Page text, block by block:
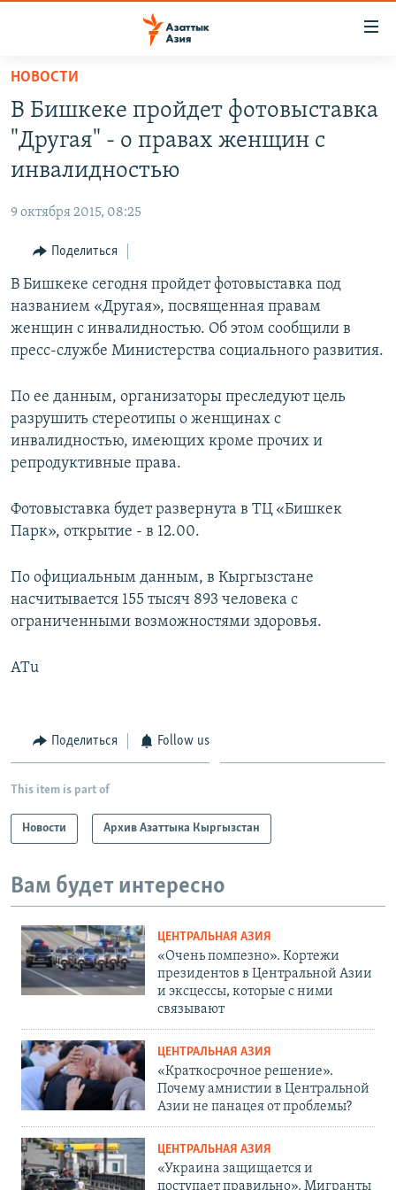
Вернуться
основному
содержанию
Вернутся
главной
навигации
Вернутся
поиску
ТАДЖИКИСТАН
НОВОСТИ
ВОЙНА В УКРАИНЕ
ҚАЗАҚША
КЫРГЫЗЧА
ЎЗБЕКЧА
TÜRKMENÇE
Все сайты РСЕ/РС
НОВОСТИ
В Бишкеке пройдет фотовыставка
"Другая" - о правах женщин с
инвалидностью
9 октября 2015, 08:25
Поделиться
В Бишкеке сегодня пройдет фотовыставка под
названием «Другая», посвященная правам
женщин с инвалидностью. Об этом сообщили в
пресс-службе Министерства социального развития.
По ее данным, организаторы преследуют цель
разрушить стереотипы о женщинах с
инвалидностью, имеющих кроме прочих и
репродуктивные права.
Фотовыставка будет развернута в ТЦ «Бишкек
Парк», открытие - в 12.00.
По официальным данным, в Кыргызстане
насчитывается 155 тысяч 893 человека с
ограниченными возможностями здоровья.
ATu
Поделиться Follow us
This item is part of
Новости Архив Азаттыка Кыргызстан
Вам будет интересно
ЦЕНТРАЛЬНАЯ АЗИЯ
«Очень помпезно». Кортежи
президентов в Центральной Азии
и эксцессы, которые с ними
связывают
ЦЕНТРАЛЬНАЯ АЗИЯ
«Краткосрочное решение».
Почему амнистии в Центральной
Азии не панацея от проблемы?
ЦЕНТРАЛЬНАЯ АЗИЯ
«Украина защищается и
поступает правильно». Мигранты